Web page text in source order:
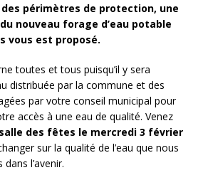
périmètres de protection, une
nouveau forage d’eau potable
vous est proposé.
toutes et tous puisqu’il y sera
distribuée par la commune et des
par votre conseil municipal pour
accès à une eau de qualité. Venez
salle des fêtes le mercredi 3 février
sur la qualité de l’eau que nous
l’avenir.